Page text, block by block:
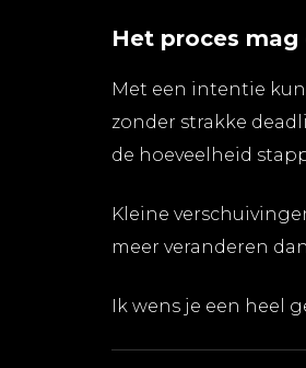
Het proces
Met een intentie
zonder strakke
de hoeveelheid
Kleine
meer veranderen
Ik wens je een heel